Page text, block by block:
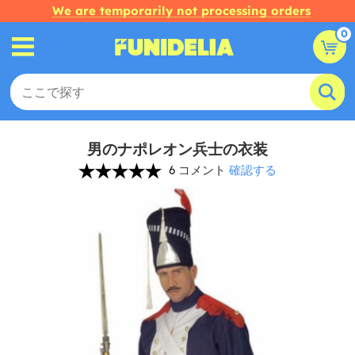
We are temporarily not processing orders
0
男のナポレオン兵士の衣装
6 コメント 確認する